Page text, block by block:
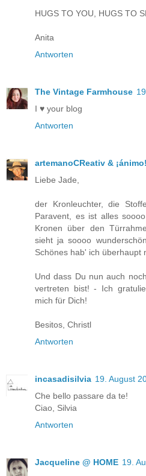
HUGS TO YOU, HUGS TO
Anita
Antworten
The Vintage Farmhouse
I ♥ your blog
Antworten
artemanoCReativ & ¡ánimo!
Liebe Jade,
der Kronleuchter, die
Paravent, es ist alles
Kronen über den
sieht ja soooo
Schönes hab' ich überhaupt
Und dass Du nun auch
vertreten bist! - Ich
mich für Dich!
Besitos, Christl
Antworten
incasadisilvia 19. August
Che bello passare da te!
Ciao, Silvia
Antworten
Jacqueline @ HOME 19.